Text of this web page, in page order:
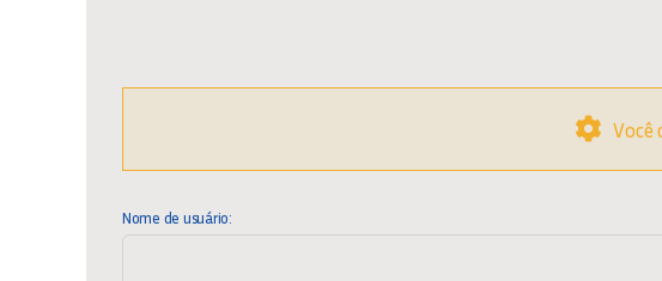
Você
Nome de usuário: